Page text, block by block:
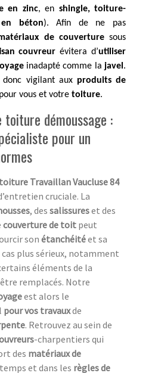
en zinc, en shingle, toiture-
béton). Afin de ne pas
de couverturesous
couvreurévitera d’utiliser
inadapté comme lajavel .
donc vigilant aux produits de
vous et votre toiture.
toiture démoussage :
pour un
Travaillan Vaucluse 84
cruciale. La
, des salissureset des
couverture de toit peut
son étanchéitéet sa
cas plus sérieux, notamment
éléments de la
remplacés. Notre
est alors le
pour vos travauxde
. Retrouvez au sein de
-charpentiers qui
des matériaux de
et dans les règles de